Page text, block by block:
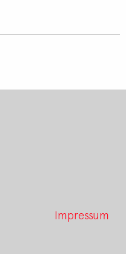
Impressum